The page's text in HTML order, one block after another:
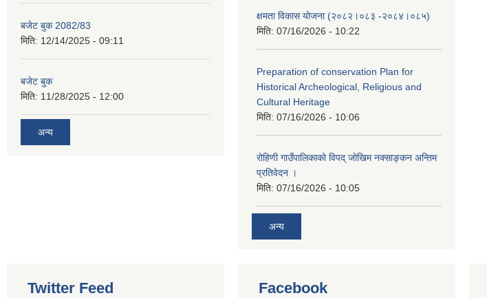
बजेट बुक 2082/83
मिति: 12/14/2025 - 09:11
बजेट बुक
मिति: 11/28/2025 - 12:00
अन्य
क्षमता विकास योजना (२०८२।०८३‍ -२०८४।०८५)
मिति: 07/16/2026 - 10:22
Preparation of conservation Plan for
Historical Archeological, Religious and
Cultural Heritage
मिति: 07/16/2026 - 10:06
रोहिणी गाउँपालिकाको विपद् जोखिम नक्साङ्कन अन्तिम
प्रतिवेदन ।
मिति: 07/16/2026 - 10:05
अन्य
Twitter Feed Facebook